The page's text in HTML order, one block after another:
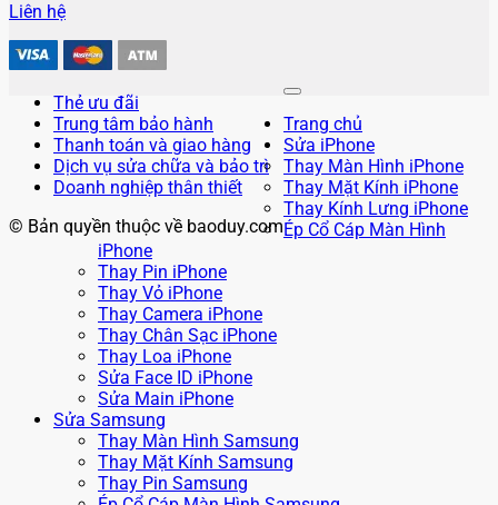
Liên hệ
Thẻ ưu đãi
Trung tâm bảo hành
Thanh toán và giao hàng
Dịch vụ sửa chữa và bảo trì
Doanh nghiệp thân thiết
© Bản quyền thuộc về baoduy.com
Trang chủ
Sửa iPhone
Thay Màn Hình iPhone
Thay Mặt Kính iPhone
Thay Kính Lưng iPhone
Ép Cổ Cáp Màn Hình
iPhone
Thay Pin iPhone
Thay Vỏ iPhone
Thay Camera iPhone
Thay Chân Sạc iPhone
Thay Loa iPhone
Sửa Face ID iPhone
Sửa Main iPhone
Sửa Samsung
Thay Màn Hình Samsung
Thay Mặt Kính Samsung
Thay Pin Samsung